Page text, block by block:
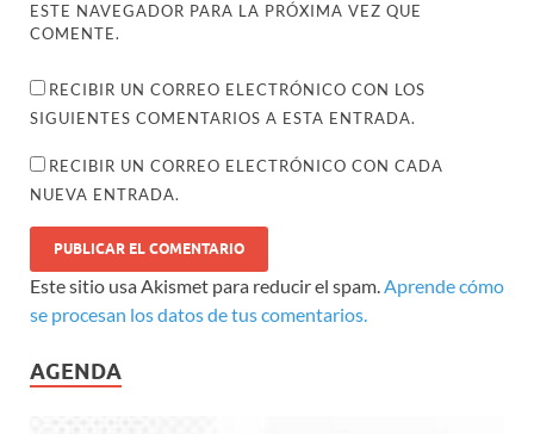
ESTE NAVEGADOR PARA LA PRÓXIMA VEZ QUE
COMENTE.
RECIBIR UN CORREO ELECTRÓNICO CON LOS
SIGUIENTES COMENTARIOS A ESTA ENTRADA.
RECIBIR UN CORREO ELECTRÓNICO CON CADA
NUEVA ENTRADA.
Este sitio usa Akismet para reducir el spam.Aprende cómo
se procesan los datos de tus comentarios.
AGENDA